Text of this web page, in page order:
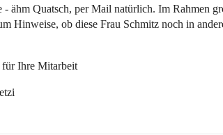
- ähm Quatsch, per Mail natürlich. Im Rahmen
Hinweise, ob diese Frau Schmitz noch in
Ihre Mitarbeit